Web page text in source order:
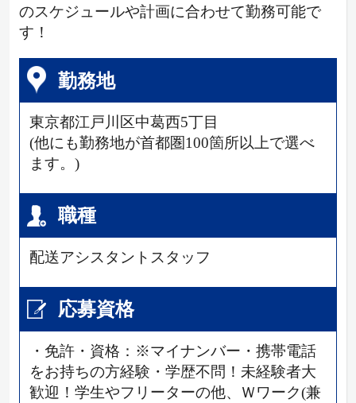
のスケジュールや計画に合わせて勤務可能で
す！
勤務地
東京都江戸川区中葛西5丁目
(他にも勤務地が首都圏100箇所以上で選べ
ます。)
職種
配送アシスタントスタッフ
応募資格
・免許・資格：※マイナンバー・携帯電話
をお持ちの方経験・学歴不問！未経験者大
歓迎！学生やフリーターの他、Ｗワーク(兼